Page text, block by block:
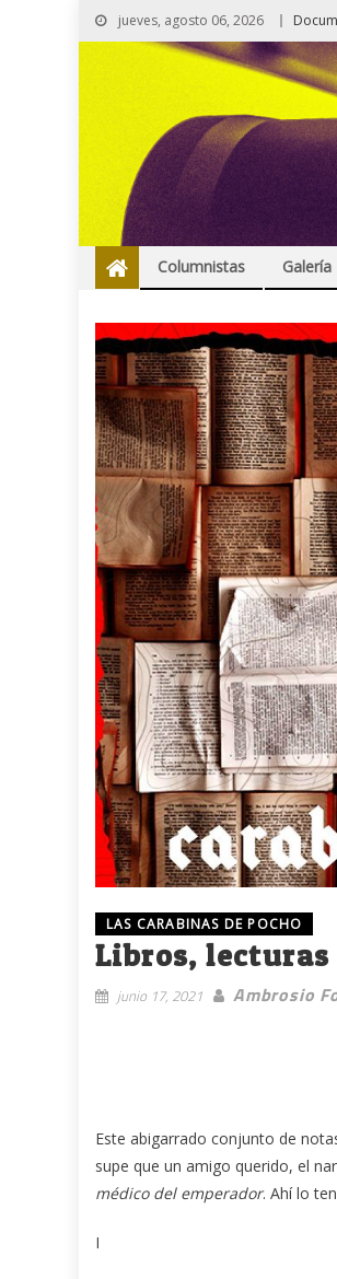
jueves, agosto 06, 2026
Columnistas Galería
LAS CARABINAS DE POCHO
Libros,
junio 17, 2021 Ambrosio
Este abigarrado conjunto de
supe que un amigo querido, el
médico del emperador. Ahí lo
I